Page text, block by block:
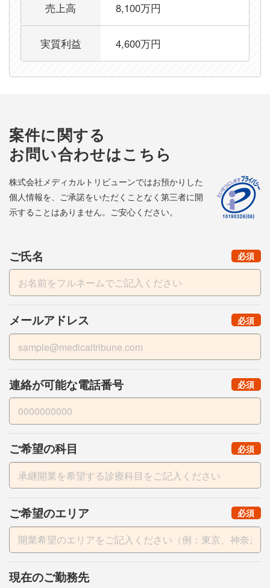
売上高 8,100万円
実質利益 4,600万円
案件に関する
お問い合わせはこちら
株式会社メディカルトリビューンではお預かりした
個人情報を、ご承諾をいただくことなく第三者に開
示することはありません。ご安心ください。
ご氏名 （
必須）
メールアドレス （
必須）
連絡が可能な電話番号 （
必須）
ご希望の科目 （
必須）
ご希望のエリア （
必須）
現在のご勤務先